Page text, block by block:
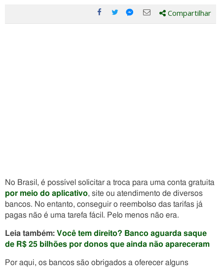
Compartilhe
Compartilhe
Compartilhe
Compartilhe
Compartilhar
No Brasil, é possível solicitar a troca para uma conta gratuita
por meio do aplicativo, site ou atendimento de diversos
bancos. No entanto, conseguir o reembolso das tarifas já
pagas não é uma tarefa fácil. Pelo menos não era.
Leia também: Você tem direito? Banco aguarda saque
de R$ 25 bilhões por donos que ainda não apareceram
Por aqui, os bancos são obrigados a oferecer alguns